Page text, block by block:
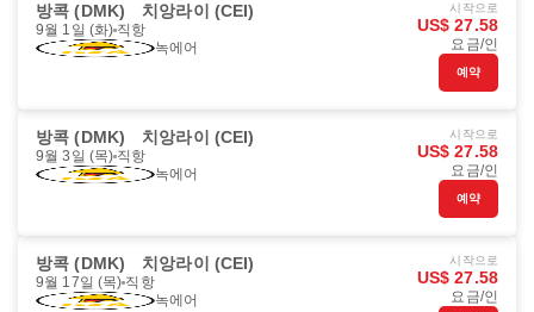
방콕 (DMK) 치앙라이 (CEI)
9월 1일 (화) 직항
녹에어
시작으로
US$ 27.58
요금/인
예약
방콕 (DMK) 치앙라이 (CEI)
9월 3일 (목) 직항
녹에어
시작으로
US$ 27.58
요금/인
예약
방콕 (DMK) 치앙라이 (CEI)
9월 17일 (목) 직항
녹에어
시작으로
US$ 27.58
요금/인